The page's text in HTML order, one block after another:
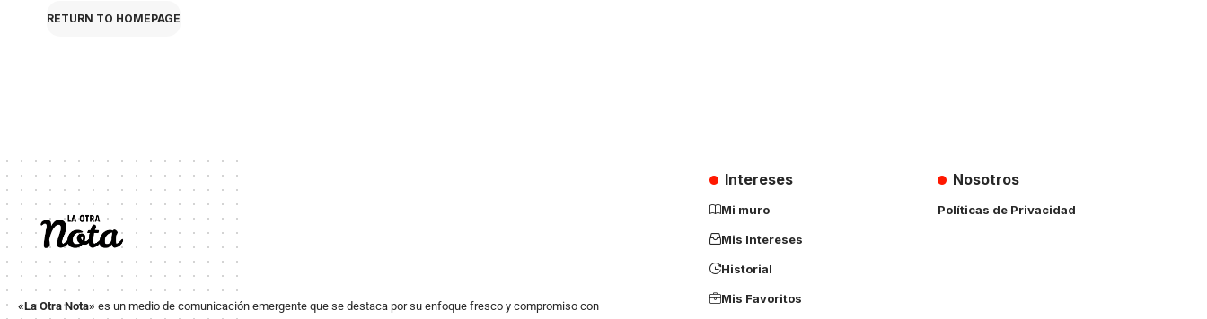
RETURN TO HOMEPAGE
«La Otra Nota» es un medio de comunicación emergente que se destaca por su enfoque fresco y compromiso con
Intereses
Mi muro
Mis Intereses
Historial
Mis Favoritos
Nosotros
Políticas de Privacidad